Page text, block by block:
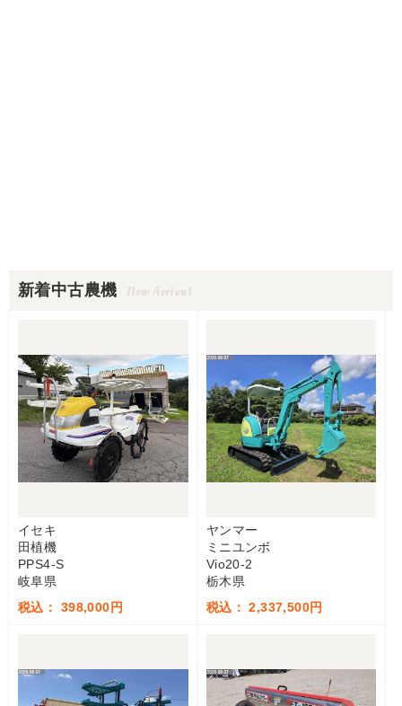
新着中古農機 New Arrival
イセキ
田植機
PPS4-S
岐阜県
税込： 398,000円
ヤンマー
ミニユンボ
Vio20-2
栃木県
税込： 2,337,500円